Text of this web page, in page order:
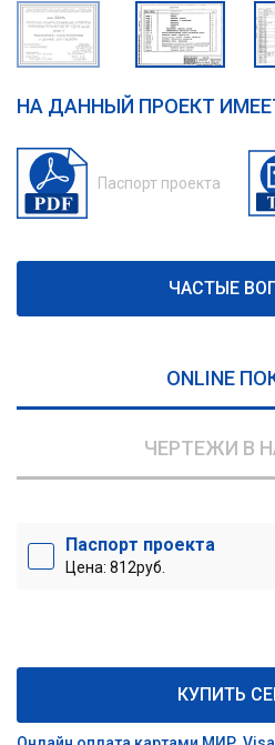
НА ДАННЫЙ ПРОЕКТ
Паспорт проекта
ЧАСТЫЕ
ONLINE
ЧЕРТЕЖИ В
Паспорт проекта
Цена: 812руб.
КУПИТЬ